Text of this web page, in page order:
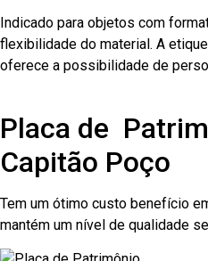
Indicado para objetos com
flexibilidade do material. A
oferece a possibilidade de
Placa de
Capitão Poço
Tem um ótimo custo benefício
mantém um nível de qualidade